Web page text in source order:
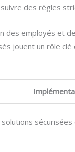
des règles
des employés et
jouent un rôle clé
sécurisées